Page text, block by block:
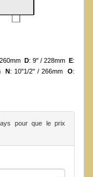
D: 9" / 228mm E:
N: 10"1/2" / 266mm O:
pour que le prix